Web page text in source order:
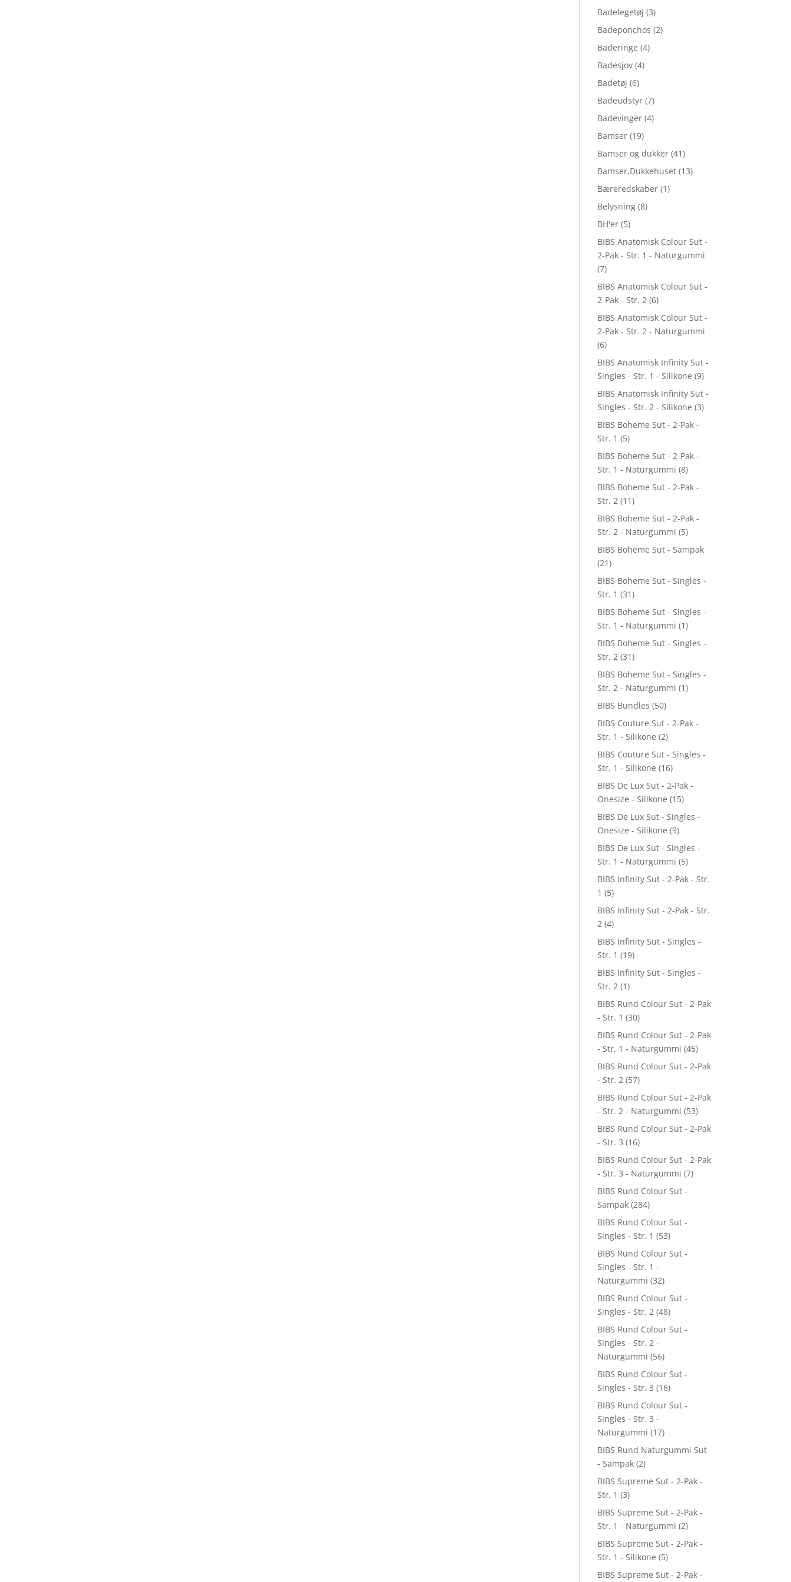
Badelegetøj (3)
Badeponchos (2)
Baderinge (4)
Badesjov (4)
Badetøj (6)
Badeudstyr (7)
Badevinger (4)
Bamser (19)
Bamser og dukker (41)
Bamser,Dukkehuset (13)
Bæreredskaber (1)
Belysning (8)
BH'er (5)
BIBS Anatomisk Colour Sut -
2-Pak - Str. 1 - Naturgummi
(7)
BIBS Anatomisk Colour Sut -
2-Pak - Str. 2 (6)
BIBS Anatomisk Colour Sut -
2-Pak - Str. 2 - Naturgummi
(6)
BIBS Anatomisk Infinity Sut -
Singles - Str. 1 - Silikone (9)
BIBS Anatomisk Infinity Sut -
Singles - Str. 2 - Silikone (3)
BIBS Boheme Sut - 2-Pak -
Str. 1 (5)
BIBS Boheme Sut - 2-Pak -
Str. 1 - Naturgummi (8)
BIBS Boheme Sut - 2-Pak -
Str. 2 (11)
BIBS Boheme Sut - 2-Pak -
Str. 2 - Naturgummi (5)
BIBS Boheme Sut - Sampak
(21)
BIBS Boheme Sut - Singles -
Str. 1 (31)
BIBS Boheme Sut - Singles -
Str. 1 - Naturgummi (1)
BIBS Boheme Sut - Singles -
Str. 2 (31)
BIBS Boheme Sut - Singles -
Str. 2 - Naturgummi (1)
BIBS Bundles (50)
BIBS Couture Sut - 2-Pak -
Str. 1 - Silikone (2)
BIBS Couture Sut - Singles -
Str. 1 - Silikone (16)
BIBS De Lux Sut - 2-Pak -
Onesize - Silikone (15)
BIBS De Lux Sut - Singles -
Onesize - Silikone (9)
BIBS De Lux Sut - Singles -
Str. 1 - Naturgummi (5)
BIBS Infinity Sut - 2-Pak - Str.
1 (5)
BIBS Infinity Sut - 2-Pak - Str.
2 (4)
BIBS Infinity Sut - Singles -
Str. 1 (19)
BIBS Infinity Sut - Singles -
Str. 2 (1)
BIBS Rund Colour Sut - 2-Pak
- Str. 1 (30)
BIBS Rund Colour Sut - 2-Pak
- Str. 1 - Naturgummi (45)
BIBS Rund Colour Sut - 2-Pak
- Str. 2 (57)
BIBS Rund Colour Sut - 2-Pak
- Str. 2 - Naturgummi (53)
BIBS Rund Colour Sut - 2-Pak
- Str. 3 (16)
BIBS Rund Colour Sut - 2-Pak
- Str. 3 - Naturgummi (7)
BIBS Rund Colour Sut -
Sampak (284)
BIBS Rund Colour Sut -
Singles - Str. 1 (53)
BIBS Rund Colour Sut -
Singles - Str. 1 -
Naturgummi (32)
BIBS Rund Colour Sut -
Singles - Str. 2 (48)
BIBS Rund Colour Sut -
Singles - Str. 2 -
Naturgummi (56)
BIBS Rund Colour Sut -
Singles - Str. 3 (16)
BIBS Rund Colour Sut -
Singles - Str. 3 -
Naturgummi (17)
BIBS Rund Naturgummi Sut
- Sampak (2)
BIBS Supreme Sut - 2-Pak -
Str. 1 (3)
BIBS Supreme Sut - 2-Pak -
Str. 1 - Naturgummi (2)
BIBS Supreme Sut - 2-Pak -
Str. 1 - Silikone (5)
BIBS Supreme Sut - 2-Pak -